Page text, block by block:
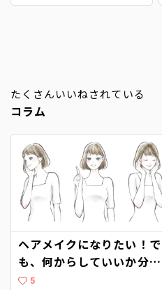
たくさんいいねされている
コラム
ヘアメイクになりたい！で
も、何からしていいか分か
らない…。〜現役ヘアメイ
5